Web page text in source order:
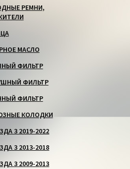
РЕМНИ,
МАСЛО
ФИЛЬТР
ФИЛЬТР
ФИЛЬТР
КОЛОДКИ
3 2019-2022
3 2013-2018
3 2009-2013